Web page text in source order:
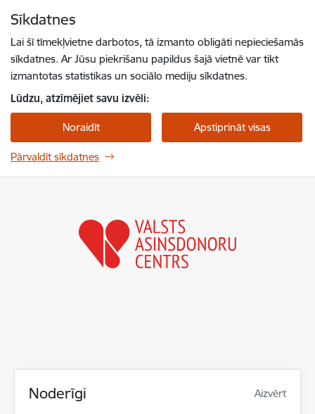
Sīkdatnes
Lai šī tīmekļvietne darbotos, tā izmanto obligāti nepieciešamās
sīkdatnes. Ar Jūsu piekrišanu papildus šajā vietnē var tikt
izmantotas statistikas un sociālo mediju sīkdatnes.
Lūdzu, atzīmējiet savu izvēli:
Noraidīt Apstiprināt visas
Pārvaldīt sīkdatnes
Noderīgi Aizvērt